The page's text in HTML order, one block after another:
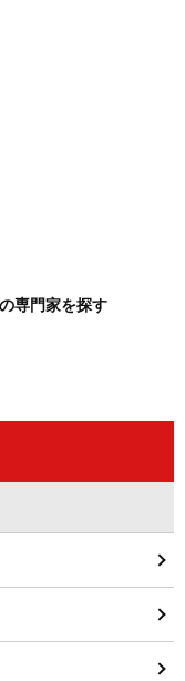
専門家を探す